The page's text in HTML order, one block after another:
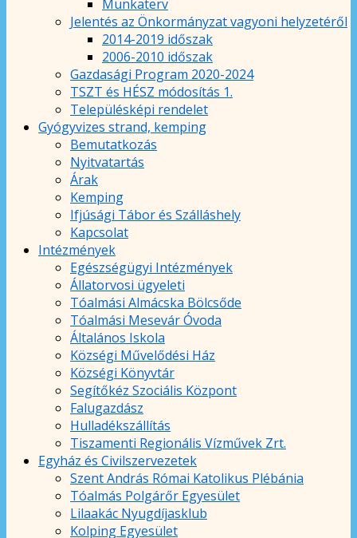
Munkaterv
Jelentés az Önkormányzat vagyoni helyzetéről
2014-2019 időszak
2006-2010 időszak
Gazdasági Program 2020-2024
TSZT és HÉSZ módosítás 1.
Településképi rendelet
Gyógyvizes strand, kemping
Bemutatkozás
Nyitvatartás
Árak
Kemping
Ifjúsági Tábor és Szálláshely
Kapcsolat
Intézmények
Egészségügyi Intézmények
Állatorvosi ügyeleti
Tóalmási Almácska Bölcsőde
Tóalmási Mesevár Óvoda
Általános Iskola
Községi Művelődési Ház
Községi Könyvtár
Segítőkéz Szociális Központ
Falugazdász
Hulladékszállítás
Tiszamenti Regionális Vízművek Zrt.
Egyház és Civilszervezetek
Szent András Római Katolikus Plébánia
Tóalmás Polgárőr Egyesület
Lilaakác Nyugdíjasklub
Kolping Egyesület